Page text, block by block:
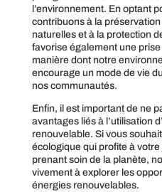
l’environnement. En optant
contribuons à la
naturelles et à la protection
favorise également une
manière dont notre
encourage un mode de vie
nos communautés.
Enfin, il est important de ne
avantages liés à l’utilisation
renouvelable. Si vous
écologique qui profite à
prenant soin de la planète,
vivement à explorer les
énergies renouvelables.